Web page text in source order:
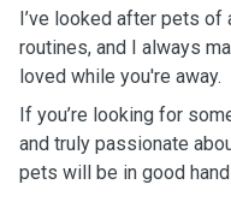
I’ve looked after pets
routines, and I always
loved while you're away.
If you’re looking for
and truly passionate
pets will be in good